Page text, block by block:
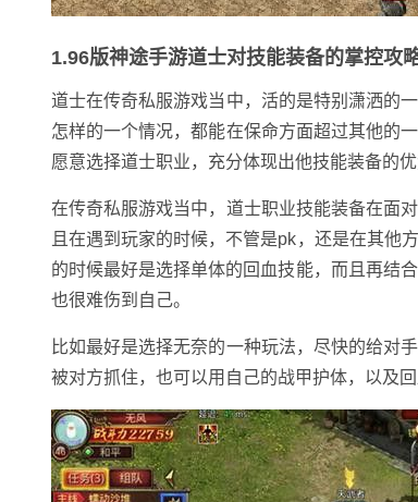
1.96版神途手游道士对技能装备的掌控攻
道士在传奇私服游戏当中，活的是特别潇洒的
怎样的一个情况，都能在保命方面超过其他的
愿意选择道士职业，充分体现出他技能装备的
在传奇私服游戏当中，道士职业技能装备在面
且在遇到玩家的时候，不管是pk，还是在其他
的时候最好是选择单体的回血技能，而且再结
也很难伤到自己。
比如最好是选择无奈的一种玩法，尽快的给对
被对方抓住，也可以用自己的战甲护体，以及